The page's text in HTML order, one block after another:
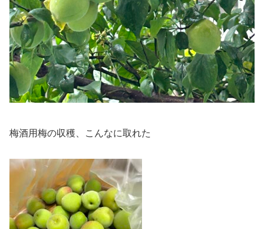
梅酒用梅の収穫、こんなに取れた